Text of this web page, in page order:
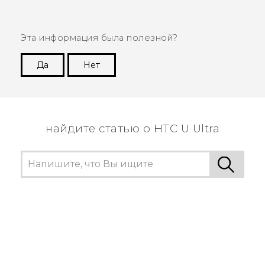
Эта информация была полезной?
Да
Нет
найдите статью о HTC U Ultra